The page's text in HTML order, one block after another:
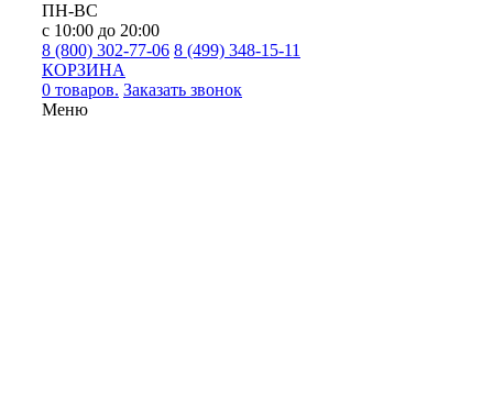
ПН-ВС
с 10:00 до 20:00
8 (800) 302-77-06 8 (499) 348-15-11
КОРЗИНА
0 товаров. Заказать звонок
Меню